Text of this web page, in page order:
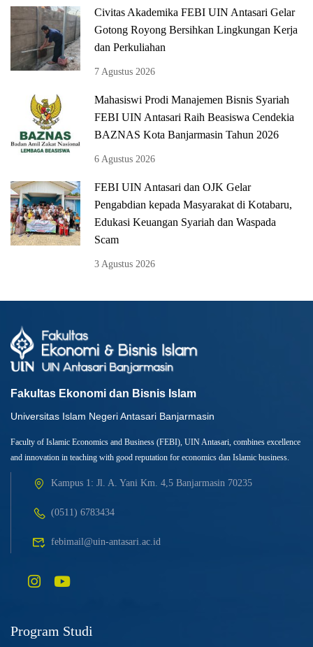
Civitas Akademika FEBI UIN Antasari Gelar
Gotong Royong Bersihkan Lingkungan Kerja
dan Perkuliahan
7 Agustus 2026
Mahasiswi Prodi Manajemen Bisnis Syariah
FEBI UIN Antasari Raih Beasiswa Cendekia
BAZNAS Kota Banjarmasin Tahun 2026
6 Agustus 2026
FEBI UIN Antasari dan OJK Gelar
Pengabdian kepada Masyarakat di Kotabaru,
Edukasi Keuangan Syariah dan Waspada
Scam
3 Agustus 2026
Fakultas Ekonomi dan Bisnis Islam
Universitas Islam Negeri Antasari Banjarmasin
Faculty of Islamic Economics and Business (FEBI), UIN Antasari, combines excellence
and innovation in teaching with good reputation for economics dan Islamic business.
Kampus 1: Jl. A. Yani Km. 4,5 Banjarmasin 70235
(0511) 6783434
febimail@uin-antasari.ac.id
Program Studi